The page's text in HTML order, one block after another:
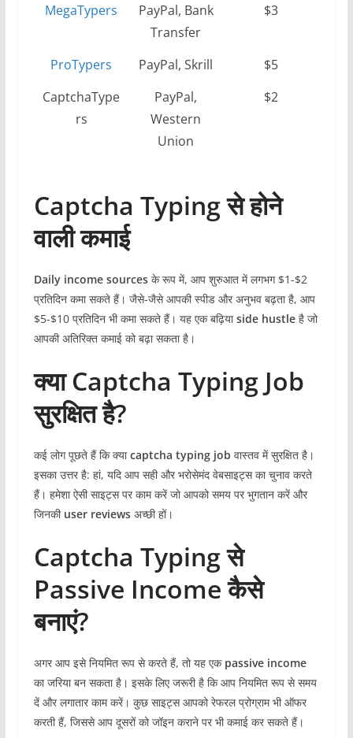
MegaTypers
PayPal, Bank
Transfer
$3
ProTypers PayPal, Skrill
$5
CaptchaType
rs
PayPal,
Western
Union
$2
Captcha Typing से होने
वाली कमाई
Daily income sourcesके रूप में, आप शुरुआत में लगभग $1-$2
प्रतिदिन कमा सकते हैं। जैसे-जैसे आपकी स्पीड और अनुभव बढ़ता है, आप
$5-$10 प्रतिदिन भी कमा सकते हैं। यह एक बढ़ियाside hustleहै जो
आपकी अतिरिक्त कमाई को बढ़ा सकता है।
क्या Captcha Typing Job
सुरक्षित है?
कई लोग पूछते हैं कि क्याcaptcha typing job वास्तव में सुरक्षित है।
इसका उत्तर है: हां, यदि आप सही और भरोसेमंद वेबसाइट्स का चुनाव करते
हैं। हमेशा ऐसी साइट्स पर काम करें जो आपको समय पर भुगतान करें और
जिनकी user reviewsअच्छी हों।
Captcha Typing से
Passive Income कैसे
बनाएं?
अगर आप इसे नियमित रूप से करते हैं, तो यह एक passive income
का जरिया बन सकता है। इसके लिए जरूरी है कि आप नियमित रूप से समय
दें और लगातार काम करें। कुछ साइट्स आपको रेफरल प्रोग्राम भी ऑफर
करती हैं, जिससे आप दूसरों को जॉइन कराने पर भी कमाई कर सकते हैं।